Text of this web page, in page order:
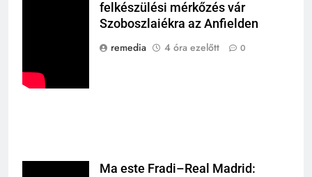
felkészülési mérkőzés vár
Szoboszlaiékra az Anfielden
remedia
4 óra ezelőtt 0
Ma este Fradi–Real Madrid: